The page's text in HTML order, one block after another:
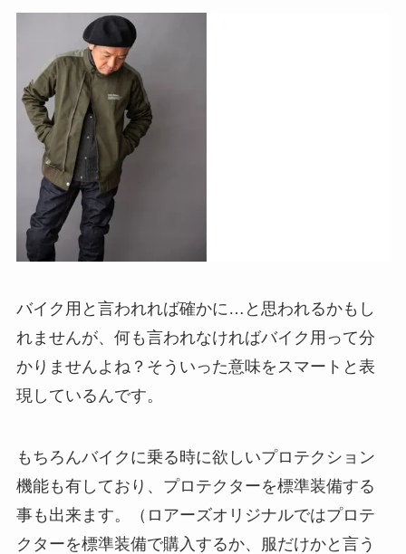
バイク用と言われれば確かに…と思われるかもし
れませんが、何も言われなければバイク用って分
かりませんよね？そういった意味をスマートと表
現しているんです。
もちろんバイクに乗る時に欲しいプロテクション
機能も有しており、プロテクターを標準装備する
事も出来ます。（ロアーズオリジナルではプロテ
クターを標準装備で購入するか、服だけかと言う